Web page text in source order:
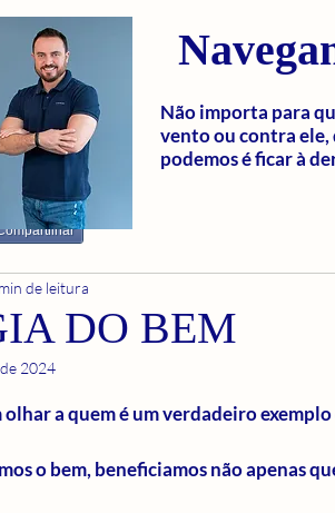
Não importa para
vento ou contra ele,
podemos é ficar à
DO BEM
de leitura
2024
de 5 estrelas.
olhar a quem é um verdadeiro
o bem, beneficiamos não apenas